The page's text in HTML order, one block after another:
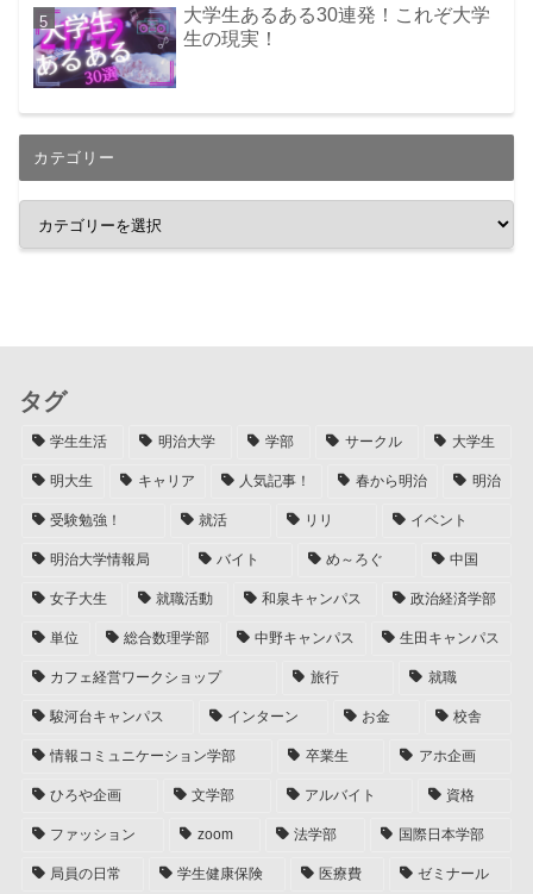
大学生あるある30連発！これぞ大学
生の現実！
カテゴリー
タグ
学生生活 明治大学 学部 サークル 大学生
明大生 キャリア 人気記事！ 春から明治 明治
受験勉強！ 就活 リリ イベント
明治大学情報局 バイト め～ろぐ 中国
女子大生 就職活動 和泉キャンパス 政治経済学部
単位 総合数理学部 中野キャンパス 生田キャンパス
カフェ経営ワークショップ 旅行 就職
駿河台キャンパス インターン お金 校舎
情報コミュニケーション学部 卒業生 アホ企画
ひろや企画 文学部 アルバイト 資格
ファッション zoom 法学部 国際日本学部
局員の日常 学生健康保険 医療費 ゼミナール